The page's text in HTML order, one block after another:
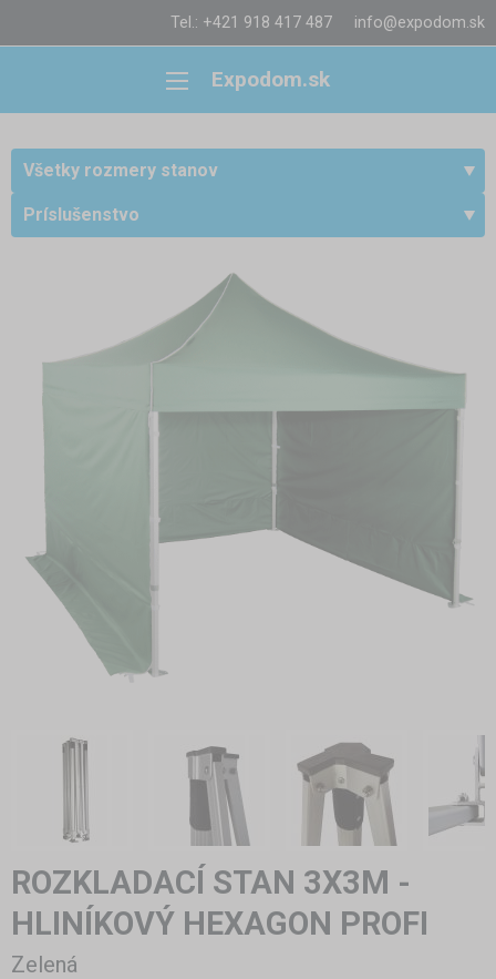
Tel.: +421 918 417 487 info@expodom.sk
Expodom.sk
Všetky rozmery stanov
Príslušenstvo
ROZKLADACÍ STAN 3X3M -
HLINÍKOVÝ HEXAGON PROFI
Zelená